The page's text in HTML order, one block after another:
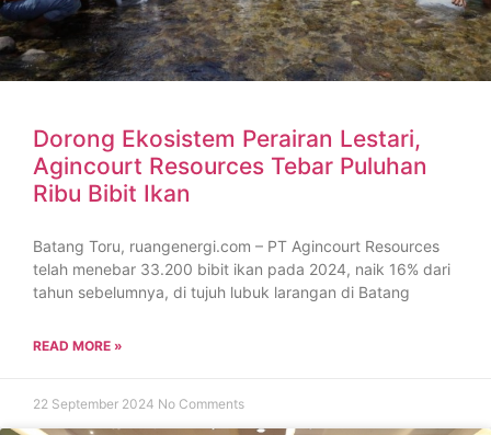
Dorong Ekosistem Perairan Lestari,
Agincourt Resources Tebar Puluhan
Ribu Bibit Ikan
Batang Toru, ruangenergi.com – PT Agincourt Resources
telah menebar 33.200 bibit ikan pada 2024, naik 16% dari
tahun sebelumnya, di tujuh lubuk larangan di Batang
READ MORE »
22 September 2024 No Comments